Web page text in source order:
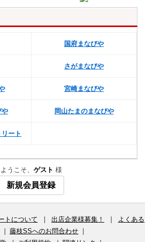
国府まなびや
さがまなびや
宮崎まなびや
や 岡山たまのまなびや
ート
ようこそ、 ゲスト 様
新規会員登録
トについて 出店企業様募集！
よくある
藤枝SSへのお問合わせ